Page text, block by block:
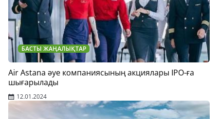
БАСТЫ ЖАҢАЛЫҚТАР
Air Astana әуе компаниясының акциялары IPO-ға
шығарылады
12.01.2024